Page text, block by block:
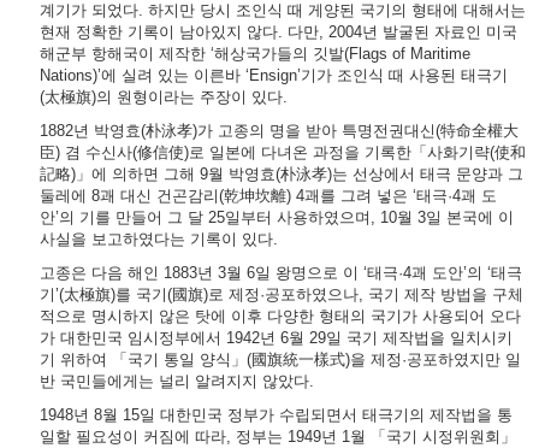
계기가 되었다. 하지만 당시 조인식 때 게양된 국기의 형태에 대해서는
현재 정확한 기록이 남아있지 않다. 다만, 2004년 발굴된 자료인 미국
해군부 항해국이 제작한 ‘해상국가들의 깃발(Flags of Maritime
Nations)’에 실려 있는 이른바 ‘Ensign’기가 조인식 때 사용된 태극기
(太極旗)의 원형이라는 주장이 있다.
1882년 박영효(朴泳孝)가 고종의 명을 받아 특명전권대신(特命全權大
臣) 겸 수신사(修信使)로 일본에 다녀온 과정을 기록한「사화기략(使和
記略)」에 의하면 그해 9월 박영효(朴泳孝)는 선상에서 태극 문양과 그
둘레에 8괘 대신 건곤감리(乾坤坎離) 4괘를 그려 넣은 ‘태극·4괘 도
안’의 기를 만들어 그 달 25일부터 사용하였으며, 10월 3일 본국에 이
사실을 보고하였다는 기록이 있다.
고종은 다음 해인 1883년 3월 6일 왕명으로 이 ‘태극·4괘 도안’의 ‘태극
기’(太極旗)를 국기(國旗)로 제정·공포하였으나, 국기 제작 방법을 구체
적으로 명시하지 않은 탓에 이후 다양한 형태의 국기가 사용되어 오다
가 대한민국 임시정부에서 1942년 6월 29일 국기 제작법을 일치시키
기 위하여 「국기 통일 양식」(國旗統一樣式)을 제정·공포하였지만 일
반 국민들에게는 널리 알려지지 않았다.
1948년 8월 15일 대한민국 정부가 수립되면서 태극기의 제작법을 통
일할 필요성이 커짐에 따라, 정부는 1949년 1월 「국기 시정위원회」